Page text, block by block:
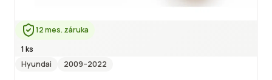
12 mes. záruka
1 ks
Hyundai
2009–2022